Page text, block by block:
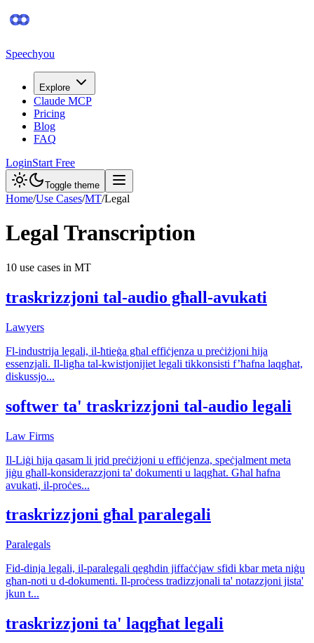
Speechyou
Explore
Claude MCP
Pricing
Blog
FAQ
LoginStart Free
Toggle theme
Home/Use Cases/MT/Legal
LegalTranscription
10 use cases in MT
traskrizzjoni tal-audio għall-avukati
Lawyers
Fl-industrija legali, il-ħtieġa għal effiċjenza u preċiżjoni hija
essenzjali. Il-ligħa tal-kwistjonijiet legali tikkonsisti f’ħafna laqgħat,
diskussjo...
softwer ta' traskrizzjoni tal-audio legali
Law Firms
Il-Liġi hija qasam li jrid preċiżjoni u effiċjenza, speċjalment meta
jiġu għall-konsiderazzjoni ta' dokumenti u laqgħat. Għal ħafna
avukati, il-proċes...
traskrizzjoni għal paralegali
Paralegals
Fid-dinja legali, il-paralegali qegħdin jiffaċċjaw sfidi kbar meta niġu
għan-noti u d-dokumenti. Il-proċess tradizzjonali ta' notazzjoni jista'
jkun t...
traskrizzjoni ta' laqgħat legali